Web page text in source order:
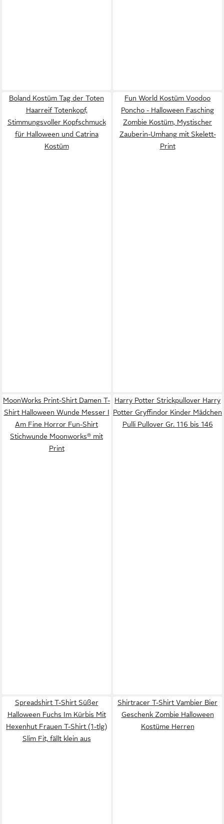
Boland Kostüm Tag der Toten
Haarreif Totenkopf,
Stimmungsvoller Kopfschmuck
für Halloween und Catrina
Kostüm
Fun World Kostüm Voodoo
Poncho - Halloween Fasching
Zombie Kostüm, Mystischer
Zauberin-Umhang mit Skelett-
Print
MoonWorks Print-Shirt Damen T-
Shirt Halloween Wunde Messer I
Am Fine Horror Fun-Shirt
Stichwunde Moonworks® mit
Print
Harry Potter Strickpullover Harry
Potter Gryffindor Kinder Mädchen
Pulli Pullover Gr. 116 bis 146
Spreadshirt T-Shirt Süßer
Halloween Fuchs Im Kürbis Mit
Hexenhut Frauen T-Shirt (1-tlg)
Slim Fit, fällt klein aus
Shirtracer T-Shirt Vambier Bier
Geschenk Zombie Halloween
Kostüme Herren